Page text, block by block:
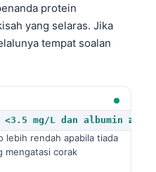
protein
yang selaras. Jika
tempat soalan
mg/L dan albumin ≥3.5
lebih rendah apabila tiada
mengatasi corak